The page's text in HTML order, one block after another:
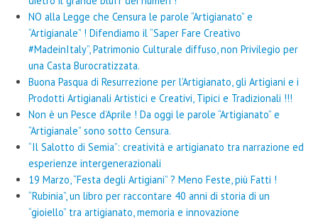
NO alla Legge che Censura le parole “Artigianato” e
“Artigianale” ! Difendiamo il “Saper Fare Creativo
#MadeinItaly”, Patrimonio Culturale diffuso, non Privilegio per
una Casta Burocratizzata.
Buona Pasqua di Resurrezione per l’Artigianato, gli Artigiani e i
Prodotti Artigianali Artistici e Creativi, Tipici e Tradizionali !!!
Non è un Pesce d’Aprile ! Da oggi le parole “Artigianato” e
“Artigianale” sono sotto Censura.
“Il Salotto di Semia”: creatività e artigianato tra narrazione ed
esperienze intergenerazionali
19 Marzo, “Festa degli Artigiani” ? Meno Feste, più Fatti !
“Rubinia”, un libro per raccontare 40 anni di storia di un
“gioiello” tra artigianato, memoria e innovazione